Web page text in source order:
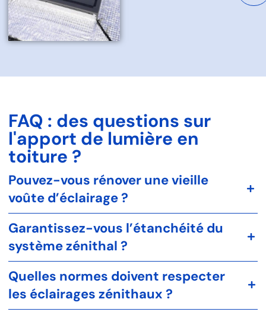
FAQ : des questions sur
l'apport de lumière en
toiture ?
Pouvez-vous rénover une vieille
voûte d’éclairage ?
Garantissez-vous l’étanchéité du
système zénithal ?
Quelles normes doivent respecter
les éclairages zénithaux ?